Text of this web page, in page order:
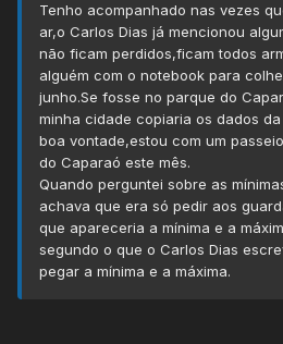
Tenho acompanhado nas vezes
ar,o Carlos Dias já mencionou
não ficam perdidos,ficam todos
alguém com o notebook para
junho.Se fosse no parque do
minha cidade copiaria os dados
boa vontade,estou com um
do Caparaó este mês.
Quando perguntei sobre as
achava que era só pedir aos
que apareceria a mínima e a
segundo o que o Carlos Dias
pegar a mínima e a máxima.